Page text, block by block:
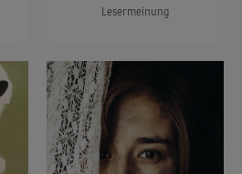
Lesermeinung